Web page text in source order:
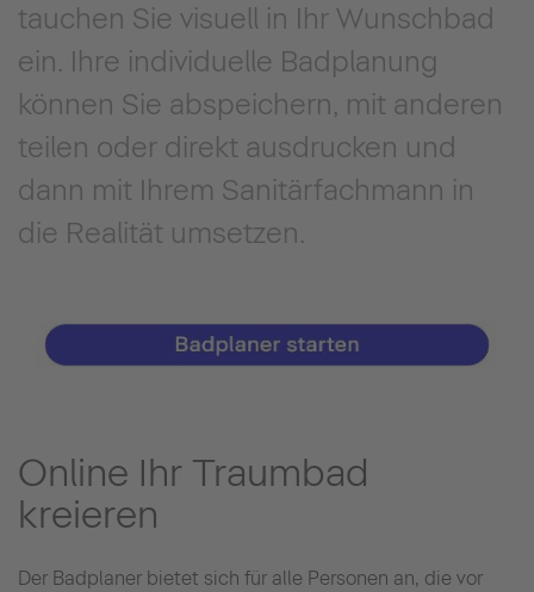
tauchen Sie visuell in Ihr Wunschbad
ein. Ihre individuelle Badplanung
können Sie abspeichern, mit anderen
teilen oder direkt ausdrucken und
dann mit Ihrem Sanitärfachmann in
die Realität umsetzen.
Online Ihr Traumbad
kreieren
Der Badplaner bietet sich für alle Personen an, die vor